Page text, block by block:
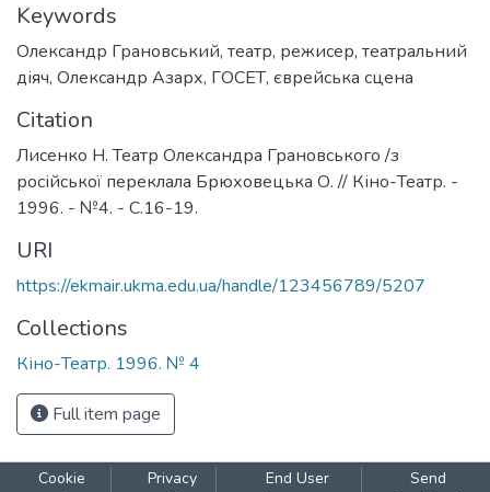
Keywords
Олександр Грановський, театр, режисер, театральний
діяч, Олександр Азарх, ГОСЕТ, єврейська сцена
Citation
Лисенко Н. Театр Олександра Грановського /з
російської переклала Брюховецька О. // Кіно-Театр. -
1996. - №4. - С.16-19.
URI
https://ekmair.ukma.edu.ua/handle/123456789/5207
Collections
Кіно-Театр. 1996. № 4
Full item page
Cookie
Privacy
End User
Send